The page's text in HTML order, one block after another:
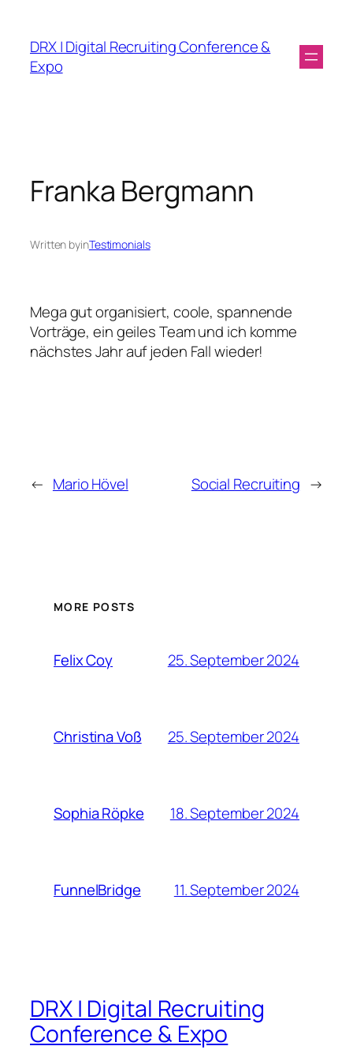
DRX | Digital Recruiting Conference &
Expo
Franka Bergmann
Written byinTestimonials
Mega gut organisiert, coole, spannende
Vorträge, ein geiles Team und ich komme
nächstes Jahr auf jeden Fall wieder!
← Mario Hövel Social Recruiting →
MORE POSTS
Felix Coy 25. September 2024
Christina Voß 25. September 2024
Sophia Röpke 18. September 2024
FunnelBridge 11. September 2024
DRX | Digital Recruiting
Conference & Expo